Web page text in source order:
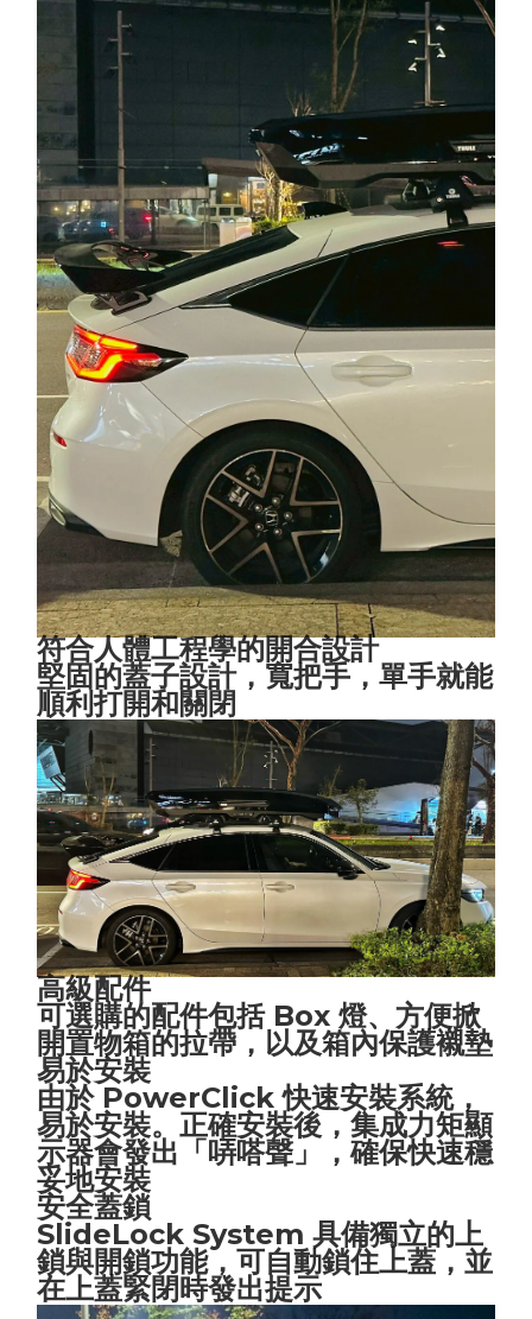
符合人體工程學的開合設計
堅固的蓋子設計，寬把手，單手就能
順利打開和關閉
高級配件
可選購的配件包括 Box 燈、方便掀
開置物箱的拉帶，以及箱內保護襯墊
易於安裝
由於 PowerClick 快速安裝系統，
易於安裝。正確安裝後，集成力矩顯
示器會發出「哢嗒聲」，確保快速穩
妥地安裝
安全蓋鎖
SlideLock System 具備獨立的上
鎖與開鎖功能，可自動鎖住上蓋，並
在上蓋緊閉時發出提示